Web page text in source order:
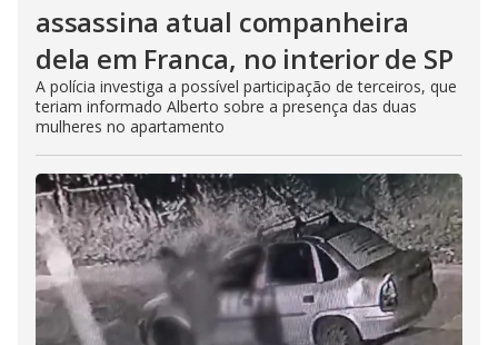
assassina atual companheira
dela em Franca, no interior de SP
A polícia investiga a possível participação de terceiros, que
teriam informado Alberto sobre a presença das duas
mulheres no apartamento